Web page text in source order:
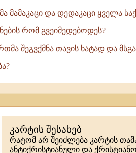
მამაკაცი და დედაკაცი ყველა
რომ გვეიმედებოდეს?
შეგვქმნა თავის ხატად და
კარტის შესახებ
რატომ არ შეიძლება კარტის
ანტიქრისტიანული და